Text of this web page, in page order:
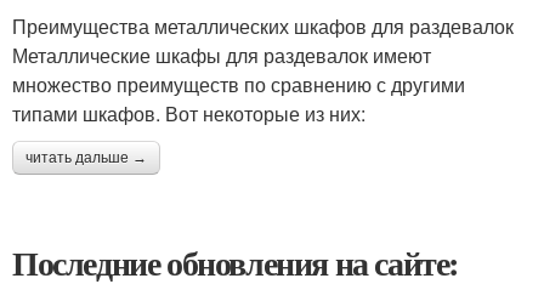
Преимущества металлических шкафов для раздевалок
Металлические шкафы для раздевалок имеют
множество преимуществ по сравнению с другими
типами шкафов. Вот некоторые из них:
читать дальше →
Последние обновления на сайте: